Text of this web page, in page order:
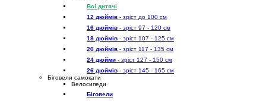
Всі дитячі
12 дюймів - зріст до 100 см
16 дюймів - зріст 97 - 120 см
18 дюймів - зріст 107 - 125 см
20 дюймів - зріст 117 - 135 см
24 дюйми - зріст 127 - 150 см
26 дюймів - зріст 145 - 165 см
Біговели самокати
Велосипеди
Біговели